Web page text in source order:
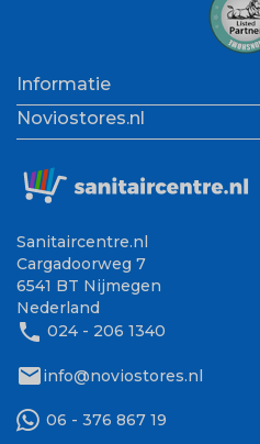
Informatie
Noviostores.nl
Sanitaircentre.nl
Cargadoorweg 7
6541 BT Nijmegen
Nederland
phone 024 - 206 1340
mailinfo@noviostores.nl
06 - 376 867 19